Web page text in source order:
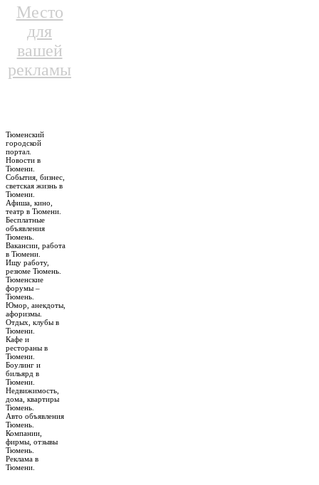
Место
для
вашей
рекламы
Тюменский
городской
портал.
Новости в
Тюмени.
События, бизнес,
светская жизнь в
Тюмени.
Афиша, кино,
театр в Тюмени.
Бесплатные
объявления
Тюмень.
Вакансии, работа
в Тюмени.
Ищу работу,
резюме Тюмень.
Тюменские
форумы –
Тюмень.
Юмор, анекдоты,
афоризмы.
Отдых, клубы в
Тюмени.
Кафе и
рестораны в
Тюмени.
Боулинг и
бильярд в
Тюмени.
Недвижимость,
дома, квартиры
Тюмень.
Авто объявления
Тюмень.
Компании,
фирмы, отзывы
Тюмень.
Реклама в
Тюмени.